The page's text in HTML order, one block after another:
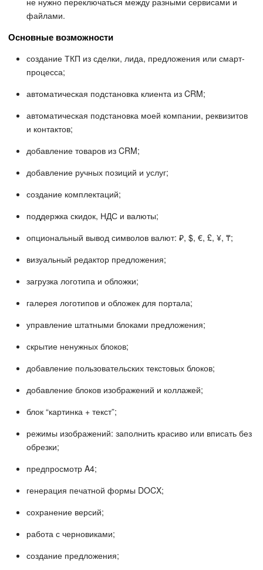
файлами.
Основные возможности
создание ТКП из сделки, лида, предложения или смарт-
процесса;
автоматическая подстановка клиента из CRM;
автоматическая подстановка моей компании, реквизитов
и контактов;
добавление товаров из CRM;
добавление ручных позиций и услуг;
создание комплектаций;
поддержка скидок, НДС и валюты;
опциональный вывод символов валют: ₽, $, €, £, ¥, ₸;
визуальный редактор предложения;
загрузка логотипа и обложки;
галерея логотипов и обложек для портала;
управление штатными блоками предложения;
скрытие ненужных блоков;
добавление пользовательских текстовых блоков;
добавление блоков изображений и коллажей;
блок “картинка + текст”;
режимы изображений: заполнить красиво или вписать без
обрезки;
предпросмотр A4;
генерация печатной формы DOCX;
сохранение версий;
работа с черновиками;
создание предложения;